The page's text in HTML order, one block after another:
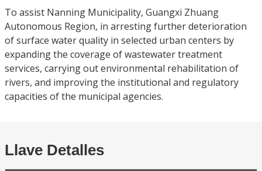
To assist Nanning Municipality, Guangxi Zhuang
Autonomous Region, in arresting further deterioration
of surface water quality in selected urban centers by
expanding the coverage of wastewater treatment
services, carrying out environmental rehabilitation of
rivers, and improving the institutional and regulatory
capacities of the municipal agencies.
Llave Detalles